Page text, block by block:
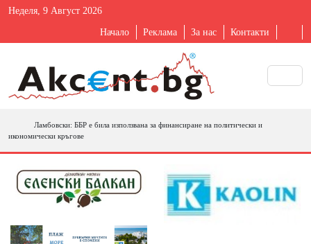
Неделя, 9 Август 2026
Начало Реклама За нас Контакти
Ламбовски: ББР е била използвана за финансиране на политически и
икономически кръгове